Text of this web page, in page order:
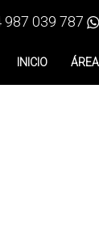
987 039 787
INICIO